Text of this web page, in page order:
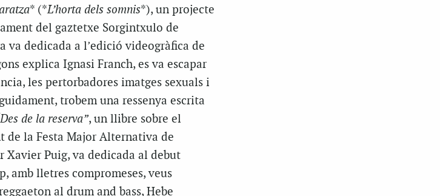
* (*L’horta dels somnis*), un projecte
del gaztetxe Sorgintxulo de
va dedicada a l’edició videogràfica de
explica Ignasi Franch, es va escapar
les pertorbadores imatges sexuals i
trobem una ressenya escrita
de la reserva”, un llibre sobre el
de la Festa Major Alternativa de
Xavier Puig, va dedicada al debut
amb lletres compromeses, veus
al drum and bass, Hebe